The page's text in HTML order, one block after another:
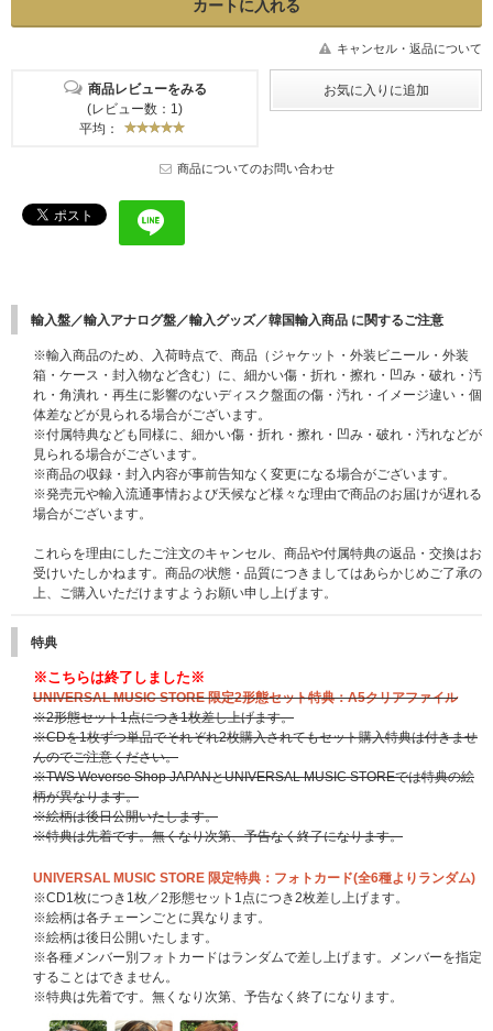
キャンセル・返品について
商品レビューをみる
(レビュー数：1)
平均：
商品についてのお問い合わせ
輸入盤／輸入アナログ盤／輸入グッズ／韓国輸入商品 に関するご注意
※輸入商品のため、入荷時点で、商品（ジャケット・外装ビニール・外装
箱・ケース・封入物など含む）に、細かい傷・折れ・擦れ・凹み・破れ・汚
れ・角潰れ・再生に影響のないディスク盤面の傷・汚れ・イメージ違い・個
体差などが見られる場合がございます。
※付属特典なども同様に、細かい傷・折れ・擦れ・凹み・破れ・汚れなどが
見られる場合がございます。
※商品の収録・封入内容が事前告知なく変更になる場合がございます。
※発売元や輸入流通事情および天候など様々な理由で商品のお届けが遅れる
場合がございます。
これらを理由にしたご注文のキャンセル、商品や付属特典の返品・交換はお
受けいたしかねます。商品の状態・品質につきましてはあらかじめご了承の
上、ご購入いただけますようお願い申し上げます。
特典
※こちらは終了しました※
UNIVERSAL MUSIC STORE 限定2形態セット特典：A5クリアファイル
※2形態セット1点につき1枚差し上げます。
※CDを1枚ずつ単品でそれぞれ2枚購入されてもセット購入特典は付きませ
んのでご注意ください。
※TWS Weverse Shop JAPANとUNIVERSAL MUSIC STOREでは特典の絵
柄が異なります。
※絵柄は後日公開いたします。
※特典は先着です。無くなり次第、予告なく終了になります。
UNIVERSAL MUSIC STORE 限定特典：フォトカード(全6種よりランダム)
※CD1枚につき1枚／2形態セット1点につき2枚差し上げます。
※絵柄は各チェーンごとに異なります。
※絵柄は後日公開いたします。
※各種メンバー別フォトカードはランダムで差し上げます。メンバーを指定
することはできません。
※特典は先着です。無くなり次第、予告なく終了になります。